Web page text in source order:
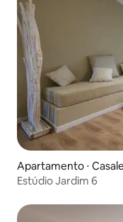
Apartamento ⋅
Estúdio Jardim 6